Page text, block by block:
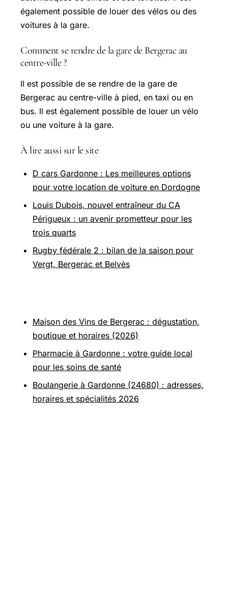
également possible de louer des vélos ou des
voitures à la gare.
Comment se rendre de la gare de Bergerac au
centre-ville ?
Il est possible de se rendre de la gare de
Bergerac au centre-ville à pied, en taxi ou en
bus. Il est également possible de louer un vélo
ou une voiture à la gare.
À lire aussi sur le site
D cars Gardonne : Les meilleures options
pour votre location de voiture en Dordogne
Louis Dubois, nouvel entraîneur du CA
Périgueux : un avenir prometteur pour les
trois quarts
Rugby fédérale 2 : bilan de la saison pour
Vergt, Bergerac et Belvès
Maison des Vins de Bergerac : dégustation,
boutique et horaires (2026)
Pharmacie à Gardonne : votre guide local
pour les soins de santé
Boulangerie à Gardonne (24680) : adresses,
horaires et spécialités 2026